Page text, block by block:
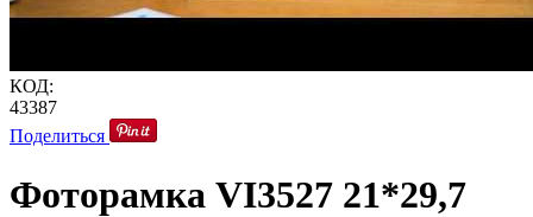
КОД:
43387
Поделиться
Фоторамка VI3527 21*29,7